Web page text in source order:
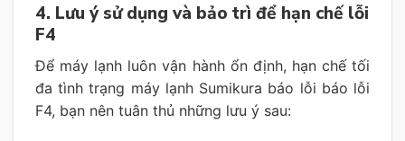
4. Lưu ý sử dụng và bảo trì để hạn chế lỗi
F4
Để máy lạnh luôn vận hành ổn định, hạn chế tối
đa tình trạng máy lạnh Sumikura báo lỗi báo lỗi
F4, bạn nên tuân thủ những lưu ý sau: